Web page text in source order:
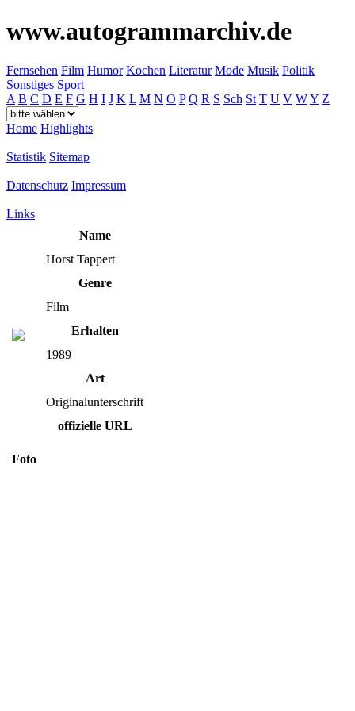
www.autogrammarchiv.de
Fernsehen Film Humor Kochen Literatur Mode Musik Politik
Sonstiges Sport
A B C D E F G H I J K L M N O P Q R S Sch St T U V WY Z
Home Highlights
Statistik Sitemap
Datenschutz Impressum
Links
Name
Horst Tappert
Genre
Film
Erhalten
1989
Art
Originalunterschrift
offizielle URL
Foto